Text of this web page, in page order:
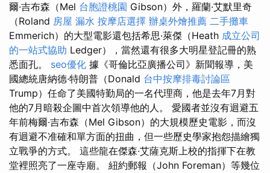
爾·吉布森（Mel 台胞證桃園 Gibson）外，羅蘭·艾默里奇
（Roland 房屋 漏水 按摩店選擇 辦桌外燴推薦 二手攤車
Emmerich）的大型電影還包括希思·萊傑（Heath 成立公司
的一站式協助 Ledger），當然還有很多大明星登記冊的熟
悉面孔。 seo優化 據《哥倫比亞廣播公司》新聞報導，美
國總統唐納德·特朗普（Donald 台中按摩排毒討論區
Trump）任命了美國特勤局的一名代理商，他是去年7月對
他的7月暗殺企圖中首次領導他的人。 愛國者並沒有迴避五
年前梅爾·吉布森（Mel Gibson）的大規模歷史電影，而沒
有迴避不准確和單方面的扭曲，但一些歷史學家抱怨描繪獨
立戰爭的方式。 這些龍在傑森·艾薩克斯上校的指揮下在教
堂裡照亮了一座寺廟。 紐約郵報（John Foreman）等幾位